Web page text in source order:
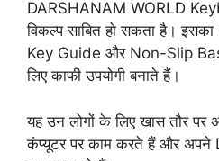
DARSHANAM WORLD
विकल्प साबित हो सकता है।
Key Guide और Non-Slip
लिए काफी उपयोगी बनाते हैं।
यह उन लोगों के लिए खास तौर
कंप्यूटर पर काम करते हैं और अपने